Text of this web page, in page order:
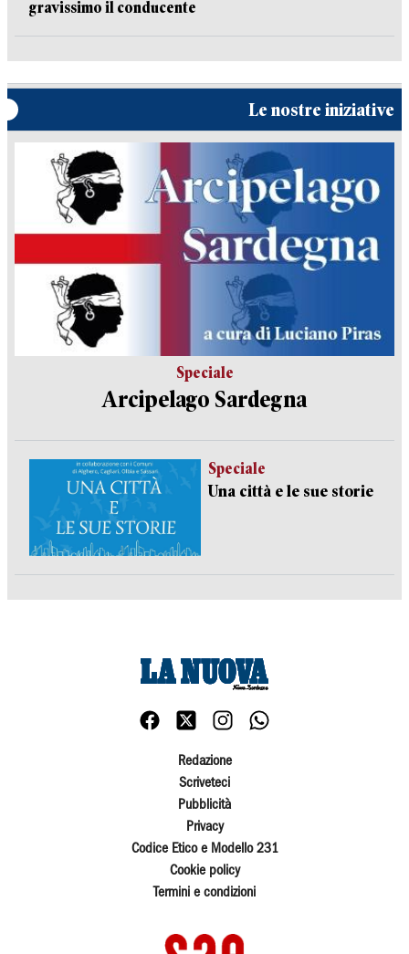
gravissimo il conducente
Le nostre iniziative
Speciale
Arcipelago Sardegna
Speciale
Una città e le sue storie
Redazione
Scriveteci
Pubblicità
Privacy
Codice Etico e Modello 231
Cookie policy
Termini e condizioni